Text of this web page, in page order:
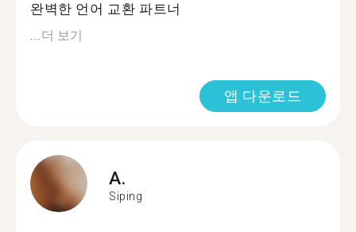
완벽한 언어 교환 파트너
...더 보기
앱 다운로드
A.
Siping